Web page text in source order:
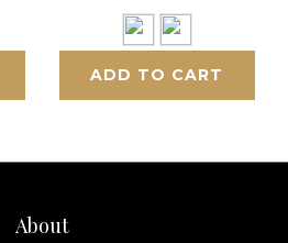
ADD TO CART
About